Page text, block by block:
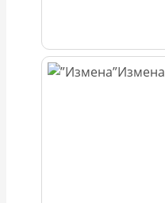
Измена